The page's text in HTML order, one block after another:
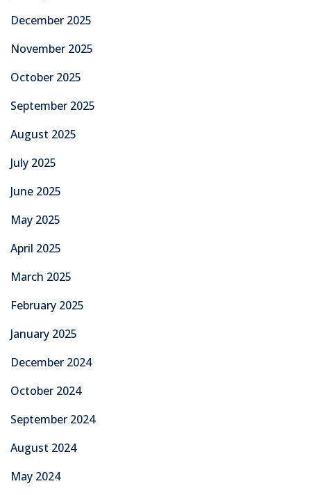
December 2025
November 2025
October 2025
September 2025
August 2025
July 2025
June 2025
May 2025
April 2025
March 2025
February 2025
January 2025
December 2024
October 2024
September 2024
August 2024
May 2024